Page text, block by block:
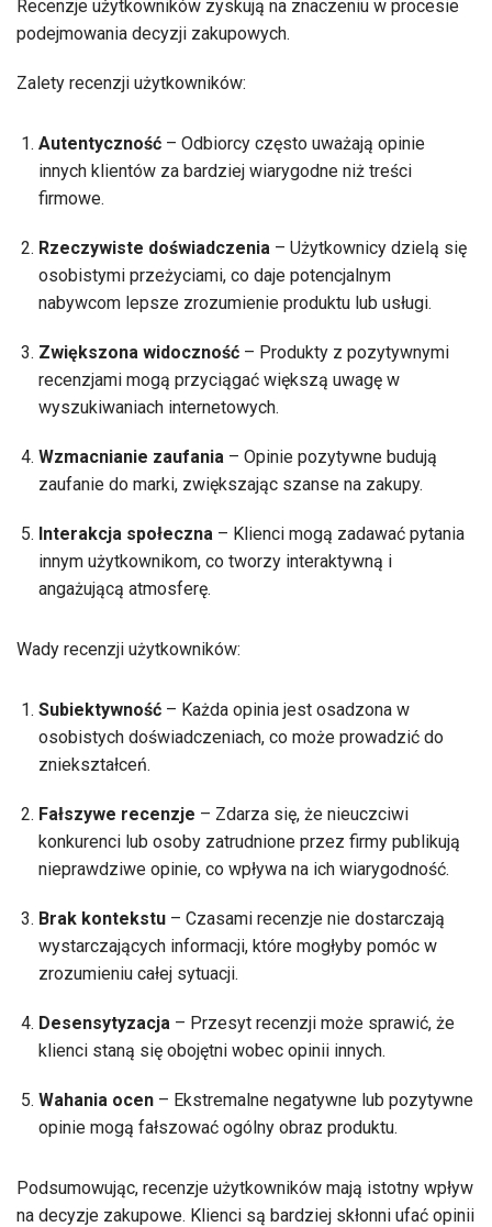
Recenzje użytkowników zyskują na znaczeniu w procesie
podejmowania decyzji zakupowych.
Zalety recenzji użytkowników:
Autentyczność – Odbiorcy często uważają opinie
innych klientów za bardziej wiarygodne niż treści
firmowe.
Rzeczywiste doświadczenia – Użytkownicy dzielą się
osobistymi przeżyciami, co daje potencjalnym
nabywcom lepsze zrozumienie produktu lub usługi.
Zwiększona widoczność – Produkty z pozytywnymi
recenzjami mogą przyciągać większą uwagę w
wyszukiwaniach internetowych.
Wzmacnianie zaufania – Opinie pozytywne budują
zaufanie do marki, zwiększając szanse na zakupy.
Interakcja społeczna – Klienci mogą zadawać pytania
innym użytkownikom, co tworzy interaktywną i
angażującą atmosferę.
Wady recenzji użytkowników:
Subiektywność – Każda opinia jest osadzona w
osobistych doświadczeniach, co może prowadzić do
zniekształceń.
Fałszywe recenzje – Zdarza się, że nieuczciwi
konkurenci lub osoby zatrudnione przez firmy publikują
nieprawdziwe opinie, co wpływa na ich wiarygodność.
Brak kontekstu – Czasami recenzje nie dostarczają
wystarczających informacji, które mogłyby pomóc w
zrozumieniu całej sytuacji.
Desensytyzacja – Przesyt recenzji może sprawić, że
klienci staną się obojętni wobec opinii innych.
Wahania ocen – Ekstremalne negatywne lub pozytywne
opinie mogą fałszować ogólny obraz produktu.
Podsumowując, recenzje użytkowników mają istotny wpływ
na decyzje zakupowe. Klienci są bardziej skłonni ufać opinii